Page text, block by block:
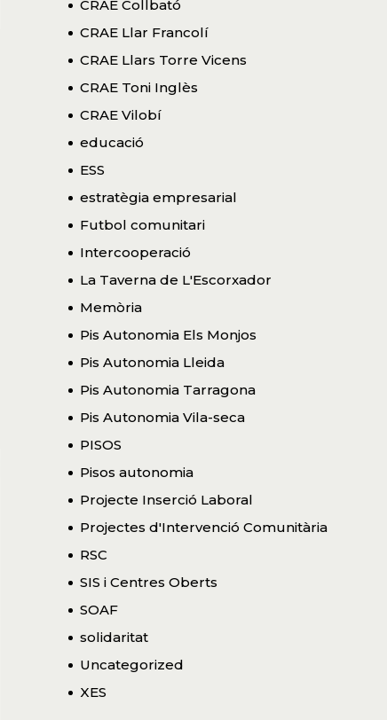
CRAE Collbató
CRAE Llar Francolí
CRAE Llars Torre Vicens
CRAE Toni Inglès
CRAE Vilobí
educació
ESS
estratègia empresarial
Futbol comunitari
Intercooperació
La Taverna de L'Escorxador
Memòria
Pis Autonomia Els Monjos
Pis Autonomia Lleida
Pis Autonomia Tarragona
Pis Autonomia Vila-seca
PISOS
Pisos autonomia
Projecte Inserció Laboral
Projectes d'Intervenció Comunitària
RSC
SIS i Centres Oberts
SOAF
solidaritat
Uncategorized
XES